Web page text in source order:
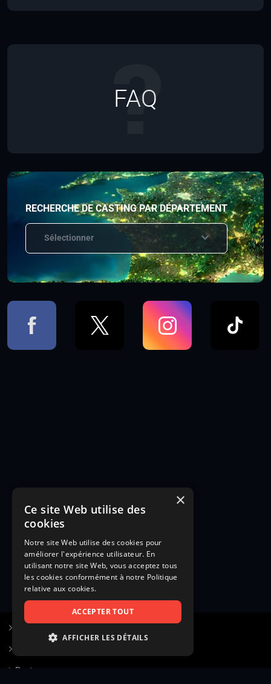
FAQ
RECHERCHE DE CASTING PAR DÉPARTEMENT
Sélectionner
Poster une annonce
×
Ce site Web utilise des
cookies
Notre site Web utilise des cookies pour
améliorer l'expérience utilisateur. En
utilisant notre site Web, vous acceptez tous
les cookies conformément à notre Politique
relative aux cookies.
ACCEPTER TOUT
AFFICHER LES DÉTAILS